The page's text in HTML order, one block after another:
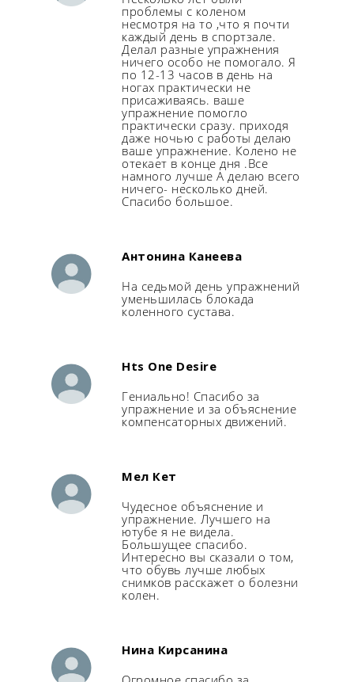
проблемы с коленом
несмотря на то ,что я почти
каждый день в спортзале.
Делал разные упражнения
ничего особо не помогало. Я
по 12-13 часов в день на
ногах практически не
присаживаясь. ваше
упражнение помогло
практически сразу. приходя
даже ночью с работы делаю
ваше упражнение. Колено не
отекает в конце дня .Все
намного лучше А делаю всего
ничего- несколько дней.
Спасибо большое.
Антонина Канеева
На седьмой день упражнений
уменьшилась блокада
коленного сустава.
Hts One Desire
Гениально! Спасибо за
упражнение и за объяснение
компенсаторных движений.
Мел Кет
Чудесное объяснение и
упражнение. Лучшего на
ютубе я не видела.
Большущее спасибо.
Интересно вы сказали о том,
что обувь лучше любых
снимков расскажет о болезни
колен.
Нина Кирсанина
Долголетие
Суставы
Тазобедренный
Сверхспособности
Плоскостопие
Память
Ожирение
Ретрит Мастера Го в
Онлайн-семинар «Живые
Архив семинаров
Семинар «Походка с
гравитацией», 26-31
Семинар
зоне
спина», март 2026
Онлайн-семинар
войны», январь 2026
Ретрит, весна 2025
Семинар, 2023
Семинар, 2021
Ретрит, 2019
Семинар, 2019
Клуб спонсоров
Отзывы
Консультация